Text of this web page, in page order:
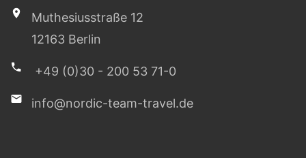
Muthesiusstraße 12
12163 Berlin
+49 (0)30 - 200 53 71-0
info@nordic-team-travel.de